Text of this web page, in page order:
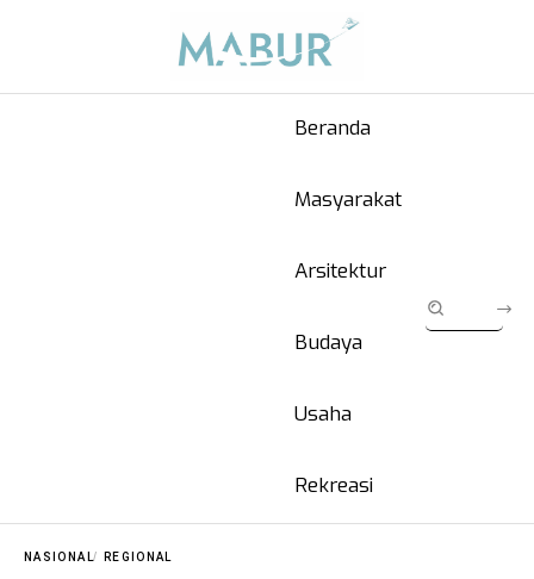
Beranda
Masyarakat
Arsitektur
Budaya
Usaha
Rekreasi
NASIONAL REGIONAL